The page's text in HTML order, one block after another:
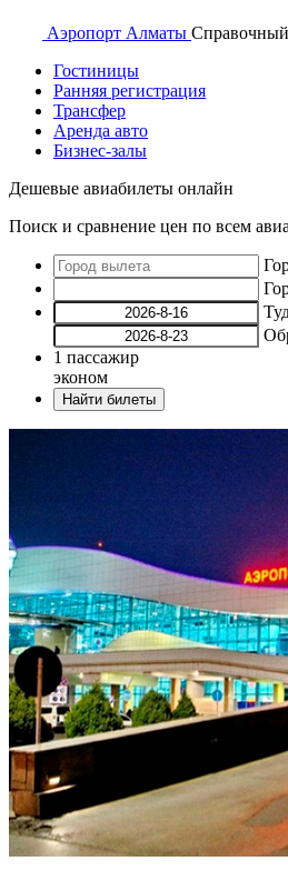
Аэропорт Алматы Справочный
Гостиницы
Ранняя регистрация
Трансфер
Аренда авто
Бизнес-залы
Дешевые авиабилеты онлайн
Поиск и сравнение цен по всем
1 пассажир
эконом
Найти билеты